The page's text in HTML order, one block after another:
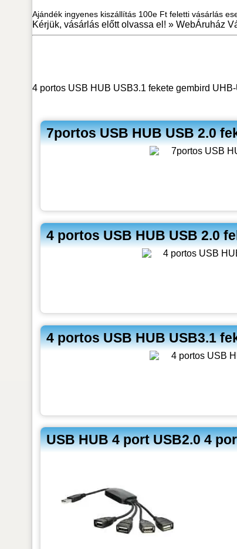
Ajándék ingyenes kiszállítás 100e Ft feletti vásárlás
Kérjük, vásárlás előtt olvassa el! » WebÁruház
4 portos USB HUB USB3.1 fekete gembird
7portos USB HUB USB 2.0
4 portos USB HUB USB 2.0
4 portos USB HUB USB3.1
USB HUB 4 port USB2.0 4